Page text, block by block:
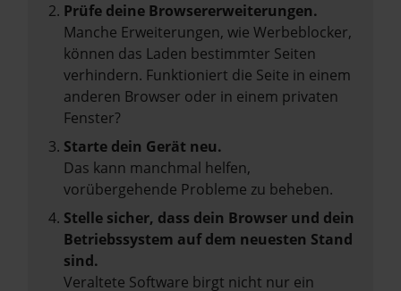
Prüfe deine Browsererweiterungen.
Manche Erweiterungen, wie Werbeblocker,
können das Laden bestimmter Seiten
verhindern. Funktioniert die Seite in einem
anderen Browser oder in einem privaten
Fenster?
Starte dein Gerät neu.
Das kann manchmal helfen,
vorübergehende Probleme zu beheben.
Stelle sicher, dass dein Browser und dein
Betriebssystem auf dem neuesten Stand
sind.
Veraltete Software birgt nicht nur ein